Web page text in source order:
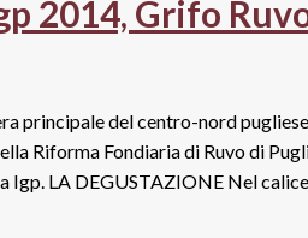
2014, Grifo
principale del centro-nord
Riforma Fondiaria di Ruvo di
Igp. LA DEGUSTAZIONE Nel calice